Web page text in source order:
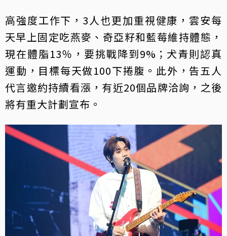
高強度工作下，3人也更加重視健康，雲安每
天早上固定吃燕麥、奇亞籽和藍莓維持體態，
現在體脂13％，要挑戰降到9%；犬青則認真
運動，目標每天做100下捲腹。此外，告五人
代言邀約持續看漲，有近20個品牌洽詢，之後
將有重大計劃宣布。